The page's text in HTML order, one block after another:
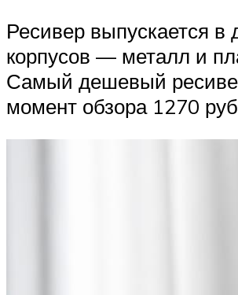
Ресивер выпускается в
корпусов — металл и
Самый дешевый
момент обзора 1270